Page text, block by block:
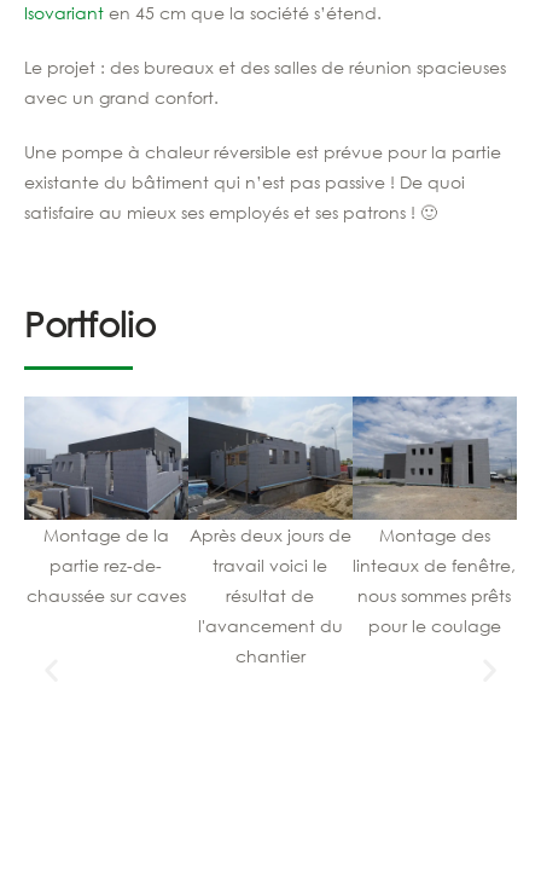
Isovariant en 45 cm que la société s’étend.
Le projet : des bureaux et des salles de réunion spacieuses
avec un grand confort.
Une pompe à chaleurréversible est prévue pour la partie
existante du bâtiment qui n’est pas passive ! De quoi
satisfaire au mieux ses employés et ses patrons ! 🙂
Portfolio
Montage de la
partie rez-de-
chaussée sur caves
Après deux jours de
travail voici le
résultat de
l'avancement du
chantier
Montage des
linteaux de fenêtre,
nous sommes prêts
pour le coulage